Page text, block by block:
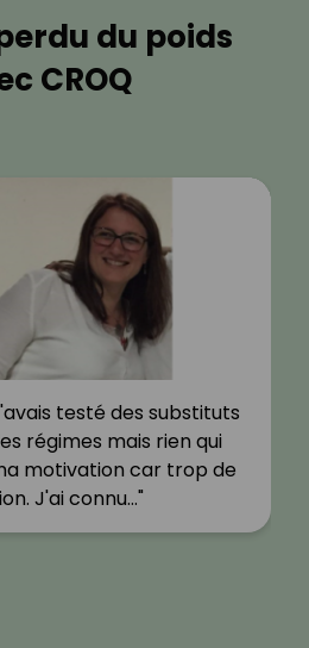
du poids
CROQ
testé des substituts
régimes mais rien qui
motivation car trop de
J'ai connu…"